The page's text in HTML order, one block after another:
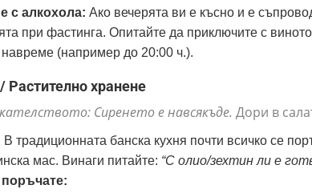
с алкохола: Ако вечерята ви е късно и е
при фастинга. Опитайте да приключите с
(например до 20:00 ч.).
Растително хранене
Сиренето е навсякъде. Дори в
В традиционната банска кухня почти всичко се
мас. Винаги питайте: “С олио/зехтин ли е
поръчате: